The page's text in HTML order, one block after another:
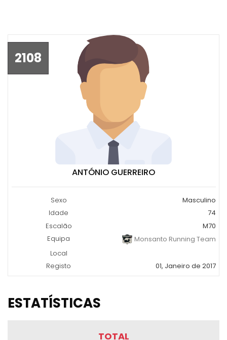
2108
ANTÓNIO GUERREIRO
Sexo
Masculino
Idade
74
Escalão
M70
Equipa
Monsanto Running Team
Local
Registo
01, Janeiro de 2017
ESTATÍSTICAS
TOTAL